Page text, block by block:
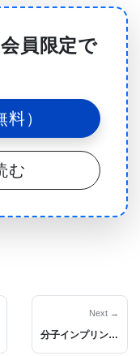
された新しい前
は、NanoCas™
確立するもので
伴ウイルスベク
vector）を用い
外編集が可能な
プレプリントの
Editing of
です。
員限定で
）
む
Next →
分子インプリント・ナノ粒子利用：多様なバイオマーカーを測る次世代センサー